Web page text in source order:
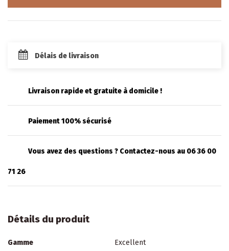
Délais de livraison
Livraison rapide et gratuite à domicile !
Paiement 100% sécurisé
Vous avez des questions ? Contactez-nous au 06 36 00
71 26
Détails du produit
Gamme Excellent